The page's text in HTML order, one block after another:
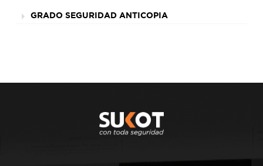
GRADO SEGURIDAD ANTICOPIA